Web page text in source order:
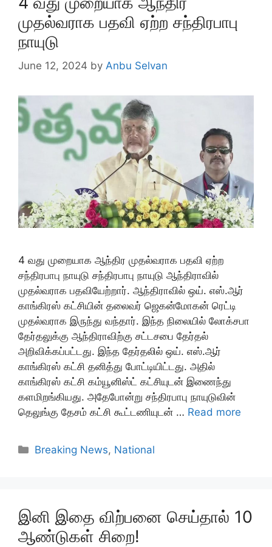
முதல்வராக பதவி ஏற்ற சந்திரபாபு
நாயுடு
June 12, 2024 by Anbu Selvan
4 வது முறையாக ஆந்திர முதல்வராக பதவி ஏற்ற
சந்திரபாபு நாயுடு சந்திரபாபு நாயுடு ஆந்திராவில்
முதல்வராக பதவியேற்றார். ஆந்திராவில் ஒய். எஸ்.ஆர்
காங்கிரஸ் கட்சியின் தலைவர் ஜெகன்மோகன் ரெட்டி
முதல்வராக இருந்து வந்தார். இந்த நிலையில் லோக்சபா
தேர்தலுக்கு ஆந்திராவிற்கு சட்டசபை தேர்தல்
அறிவிக்கப்பட்டது. இந்த தேர்தலில் ஒய். எஸ்.ஆர்
காங்கிரஸ் கட்சி தனித்து போட்டியிட்டது. அதில்
காங்கிரஸ் கட்சி கம்யூனிஸ்ட் கட்சியுடன் இணைந்து
களமிறங்கியது. அதேபோன்று சந்திரபாபு நாயுடுவின்
தெலுங்கு தேசம் கட்சி கூட்டணியுடன் … Read more
Categories
Breaking News, National
இனி இதை விற்பனை செய்தால் 10
ஆண்டுகள் சிறை!